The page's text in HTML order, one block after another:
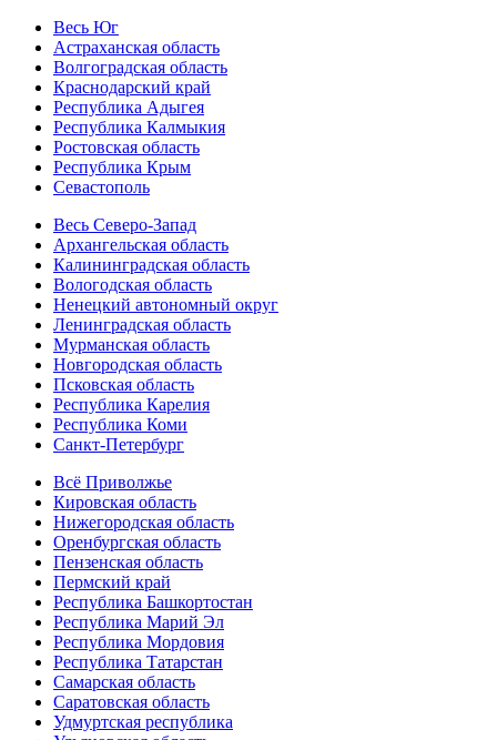
Весь Юг
Астраханская область
Волгоградская область
Краснодарский край
Республика Адыгея
Республика Калмыкия
Ростовская область
Республика Крым
Севастополь
Весь Северо-Запад
Архангельская область
Калининградская область
Вологодская область
Ненецкий автономный округ
Ленинградская область
Мурманская область
Новгородская область
Псковская область
Республика Карелия
Республика Коми
Санкт-Петербург
Всё Приволжье
Кировская область
Нижегородская область
Оренбургская область
Пензенская область
Пермский край
Республика Башкортостан
Республика Марий Эл
Республика Мордовия
Республика Татарстан
Самарская область
Саратовская область
Удмуртская республика